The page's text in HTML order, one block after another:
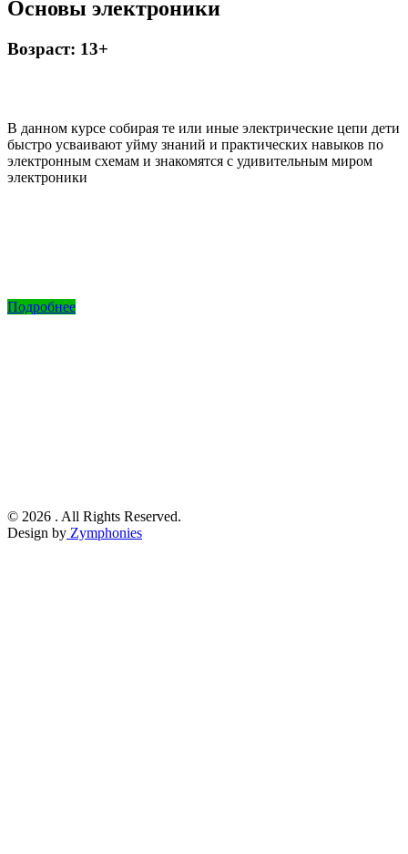
Основы электроники
Возраст: 13+
В данном курсе собирая те или иные электрические цепи дети
быстро усваивают уйму знаний и практических навыков по
электронным схемам и знакомятся с удивительным миром
электроники
Подробнее
© 2026 . All Rights Reserved.
Design by Zymphonies